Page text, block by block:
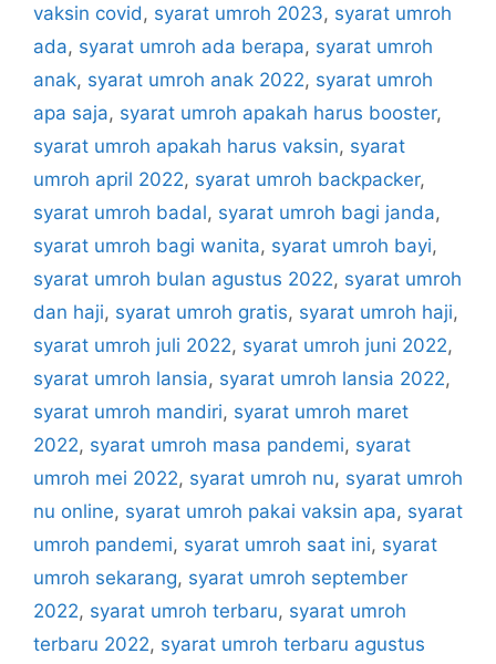
vaksin covid , syarat umroh 2023, syarat umroh
ada, syarat umroh ada berapa, syarat umroh
anak, syarat umroh anak 2022, syarat umroh
apa saja, syarat umroh apakah harus booster,
syarat umroh apakah harus vaksin, syarat
umroh april 2022, syarat umroh backpacker,
syarat umroh badal, syarat umroh bagi janda,
syarat umroh bagi wanita, syarat umroh bayi,
syarat umroh bulan agustus 2022, syarat umroh
dan haji, syarat umroh gratis, syarat umroh haji,
syarat umroh juli 2022, syarat umroh juni 2022,
syarat umroh lansia, syarat umroh lansia 2022,
syarat umroh mandiri, syarat umroh maret
2022, syarat umroh masa pandemi, syarat
umroh mei 2022, syarat umroh nu, syarat umroh
nu online, syarat umroh pakai vaksin apa, syarat
umroh pandemi, syarat umroh saat ini, syarat
umroh sekarang, syarat umroh september
2022, syarat umroh terbaru, syarat umroh
terbaru 2022, syarat umroh terbaru agustus